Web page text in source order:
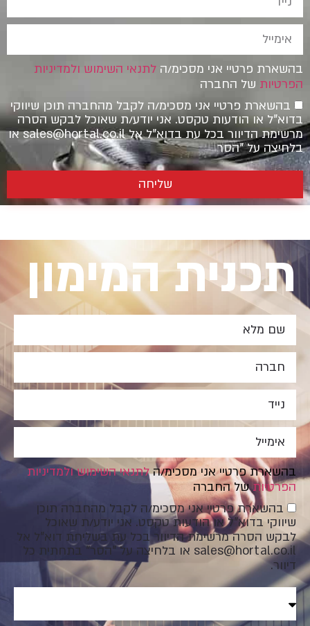
בהשארת פרטיי אני מסכימ/ה לתנאי השימוש ולמדיניות
הפרטיות של החברה
בהשארת פרטיי אני מסכימ/ה לקבל מהחברה תוכן שיווקי
בדוא"ל או הודעות טקסט. אני יודע/ת שאוכל לבקש הסרה
מרשימת הדיוור בכל עת בדוא"ל אלsales@hortal.co.ilאו
בלחיצה על "הסר
שליחה
תכנית המימון
בהשארת פרטיי אני מסכימ/הלתנאי השימושולמדיניות
הפרטיותשל החברה
בהשארת פרטיי אני מסכימ/ה לקבל מהחברה תוכן
שיווקי בדוא"ל או הודעות טקסט. אני יודע/ת שאוכל
לבקש הסרה מרשימת הדיוור בכל עת בשליחת דוא"ל אל
sales@hortal.co.il או בלחיצה על "הסר" בתחתית כל
דיוור.